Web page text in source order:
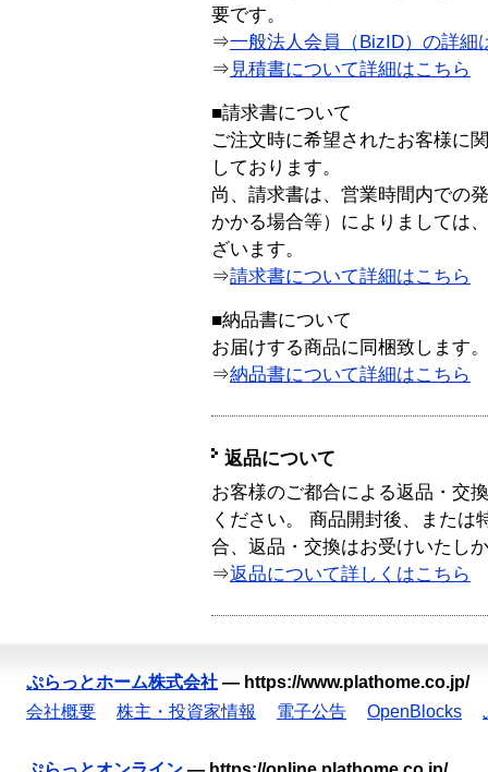
要です。
⇒一般法人会員（BizID）の詳細
⇒ 見積書について詳細はこちら
■請求書について
ご注文時に希望されたお客様に
しております。
尚、請求書は、営業時間内での
かかる場合等）によりましては
ざいます。
⇒請求書について詳細はこちら
■納品書について
お届けする商品に同梱致します。
⇒納品書について詳細はこちら
返品について
お客様のご都合による返品・交
ください。 商品開封後、または
合、返品・交換はお受けいたし
⇒返品について詳しくはこちら
ぷらっとホーム株式会社 — https://www.plathome.co.jp/
会社概要
株主・投資家情報 電子公告 OpenBlocks